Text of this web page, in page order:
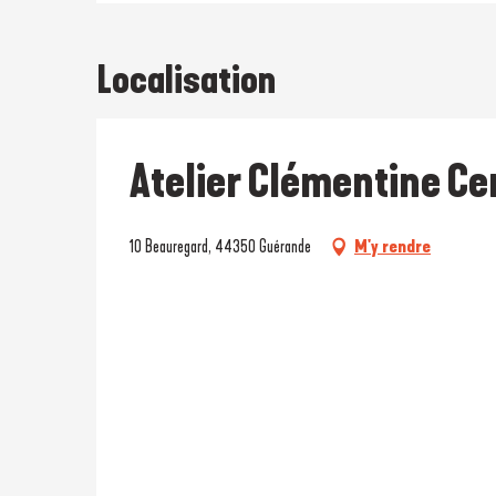
Localisation
Atelier Clémentine
10 Beauregard, 44350 Guérande M'y rendre